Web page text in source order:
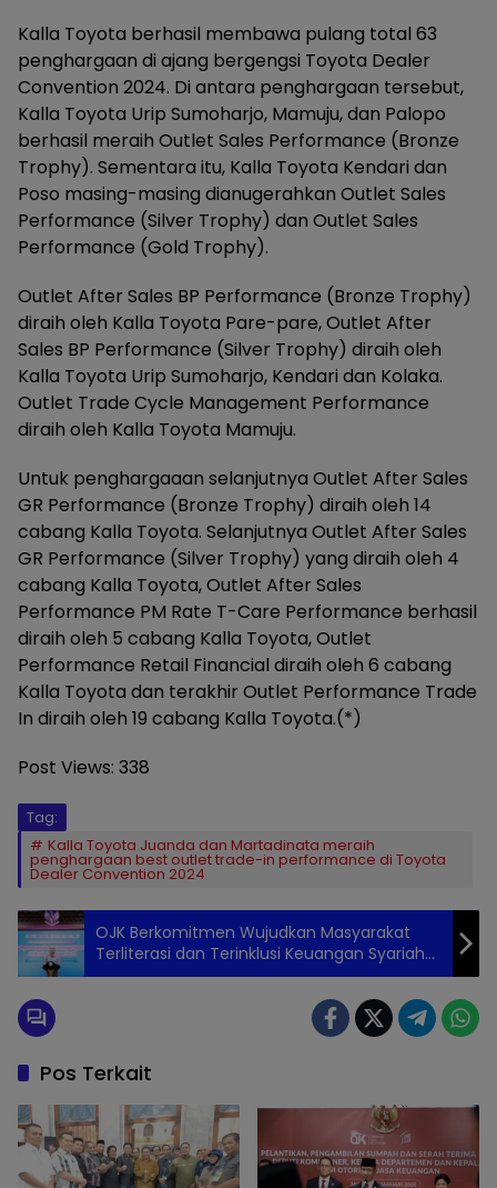
Kalla Toyota berhasil membawa pulang total 63
penghargaan di ajang bergengsi Toyota Dealer
Convention 2024. Di antara penghargaan tersebut,
Kalla Toyota Urip Sumoharjo, Mamuju, dan Palopo
berhasil meraih Outlet Sales Performance (Bronze
Trophy). Sementara itu, Kalla Toyota Kendari dan
Poso masing-masing dianugerahkan Outlet Sales
Performance (Silver Trophy) dan Outlet Sales
Performance (Gold Trophy).
Outlet After Sales BP Performance (Bronze Trophy)
diraih oleh Kalla Toyota Pare-pare, Outlet After
Sales BP Performance (Silver Trophy) diraih oleh
Kalla Toyota Urip Sumoharjo, Kendari dan Kolaka.
Outlet Trade Cycle Management Performance
diraih oleh Kalla Toyota Mamuju.
Untuk penghargaaan selanjutnya Outlet After Sales
GR Performance (Bronze Trophy) diraih oleh 14
cabang Kalla Toyota. Selanjutnya Outlet After Sales
GR Performance (Silver Trophy) yang diraih oleh 4
cabang Kalla Toyota, Outlet After Sales
Performance PM Rate T-Care Performance berhasil
diraih oleh 5 cabang Kalla Toyota, Outlet
Performance Retail Financial diraih oleh 6 cabang
Kalla Toyota dan terakhir Outlet Performance Trade
In diraih oleh 19 cabang Kalla Toyota.(*)
Post Views: 338
Tag:
Kalla Toyota Juanda dan Martadinata meraih
penghargaan best outlet trade-in performance di Toyota
Dealer Convention 2024
OJK Berkomitmen Wujudkan Masyarakat
Terliterasi dan Terinklusi Keuangan Syariah
Hingga Pelosok Negeri
Pos Terkait